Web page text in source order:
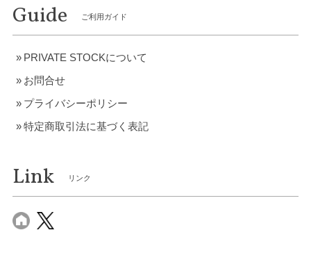
Guide ご利用ガイド
PRIVATE STOCKについて
お問合せ
プライバシーポリシー
特定商取引法に基づく表記
Link リンク